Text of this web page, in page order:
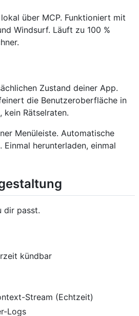
über MCP. Funktioniert mit
Windsurf. Läuft zu 100 %
Zustand deiner App.
die Benutzeroberfläche in
kein Rätselraten.
Menüleiste. Automatische
herunterladen, einmal
dir passt.
kündbar
Stream (Echtzeit)
Logs